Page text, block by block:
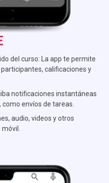
del curso: La app te permite
calificaciones y
notificaciones instantáneas
envíos de tareas.
audio, videos y otros